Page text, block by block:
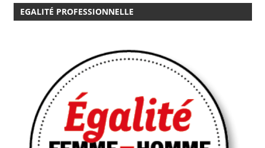
EGALITÉ PROFESSIONNELLE